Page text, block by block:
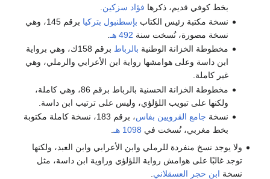
بخط كوفي قديم، ذكرها فؤاد سزكين.
نسخة مكتبة رئيس الكتاب بإسطنبول بتركيا
برقم 145، وهي
نسخة مصورة، نُسخت سنة 492 هـ
.
مخطوطة الخزانة الوطنية بالرباط
برقم 158ك، وهي برواية
ابن داسة وعلى هوامشها رواية ابن الأعرابي والرملي، وهي
غير كاملة.
مخطوطة الخزانة الحسنية بالرباط برقم 86، وهي كاملة،
ولكنها على تبويب اللؤلؤي، وليس على ترتيب ابن داسة.
نسخة جامع القرويين بفاس
، برقم 183، نسخة كاملة مكتوبة
بخط مغربي، نُسخت في 1098 هـ
.
ولا يوجد نسخ منفردة للرملي وابن الأعرابي وابن العبد، ولكنها
توجد غالبًا على هوامش رواية اللؤلؤي وراوية ابن داسة، مثل
نسخة ابن حجر العسقلاني